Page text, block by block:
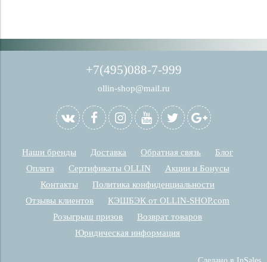
+7(495)088-7-999
ollin-shop@mail.ru
Наши бренды Доставка Обратная связь
Блог
Оплата
Сертификаты OLLIN
Акции и Бонусы
Контакты
Политика конфиденциальности
Отзывы клиентов
КЭШБЭК от OLLIN-SHOP.com
Розыгрыш призов
Возврат товаров
Юридическая информация